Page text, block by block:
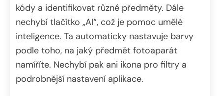
kódy a identifikovat různé předměty. Dále
nechybí tlačítko „AI“, což je pomoc umělé
inteligence. Ta automaticky nastavuje barvy
podle toho, na jaký předmět fotoaparát
namíříte. Nechybí pak ani ikona pro filtry a
podrobnější nastavení aplikace.